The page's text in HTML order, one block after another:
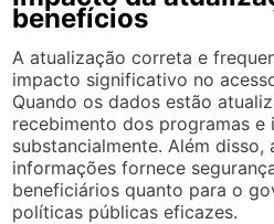
benefícios
A atualização correta e
impacto significativo no
Quando os dados estão
recebimento dos programas e
substancialmente. Além disso,
informações fornece
beneficiários quanto para o
políticas públicas eficazes.